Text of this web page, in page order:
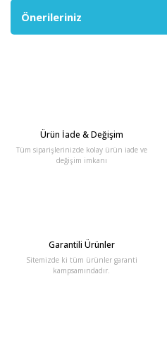
Önerileriniz
Ürün İade & Değişim
Tüm siparişlerinizde kolay ürün iade ve
değişim imkanı
Garantili Ürünler
Sitemizde ki tüm ürünler garanti
kampsamındadır.